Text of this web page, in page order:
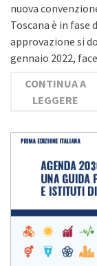
nuova
Toscana è in
approvazione si
gennaio 2022,
CONTINUA A
LEGGERE